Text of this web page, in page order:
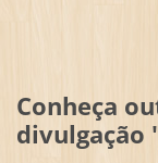
Conheça
divulgação